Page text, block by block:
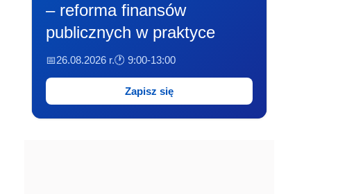
– reforma finansów
publicznych w praktyce
📅26.08.2026 r.🕐 9:00-13:00
Zapisz się